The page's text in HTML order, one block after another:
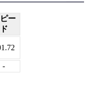
ー
ド
-